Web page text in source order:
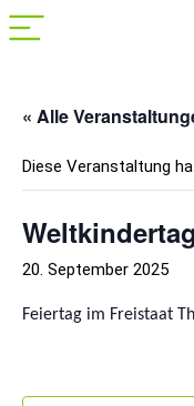
« Alle
Diese Veranstaltung
Weltkindertag
20. September 2025
Feiertag im Freistaat